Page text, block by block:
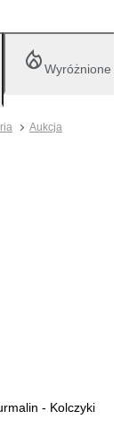
Wyróżnione
Aukcja
- Kolczyki